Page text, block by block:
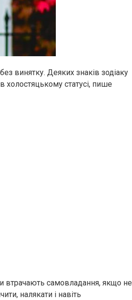
винятку. Деяких знаків зодіаку
холостяцькому статусі, пише
втрачають самовладання, якщо не
налякати і навіть